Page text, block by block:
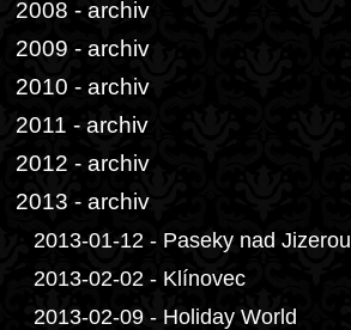
2008 - archiv
2009 - archiv
2010 - archiv
2011 - archiv
2012 - archiv
2013 - archiv
2013-01-12 - Paseky nad Jizerou
2013-02-02 - Klínovec
2013-02-09 - Holiday World